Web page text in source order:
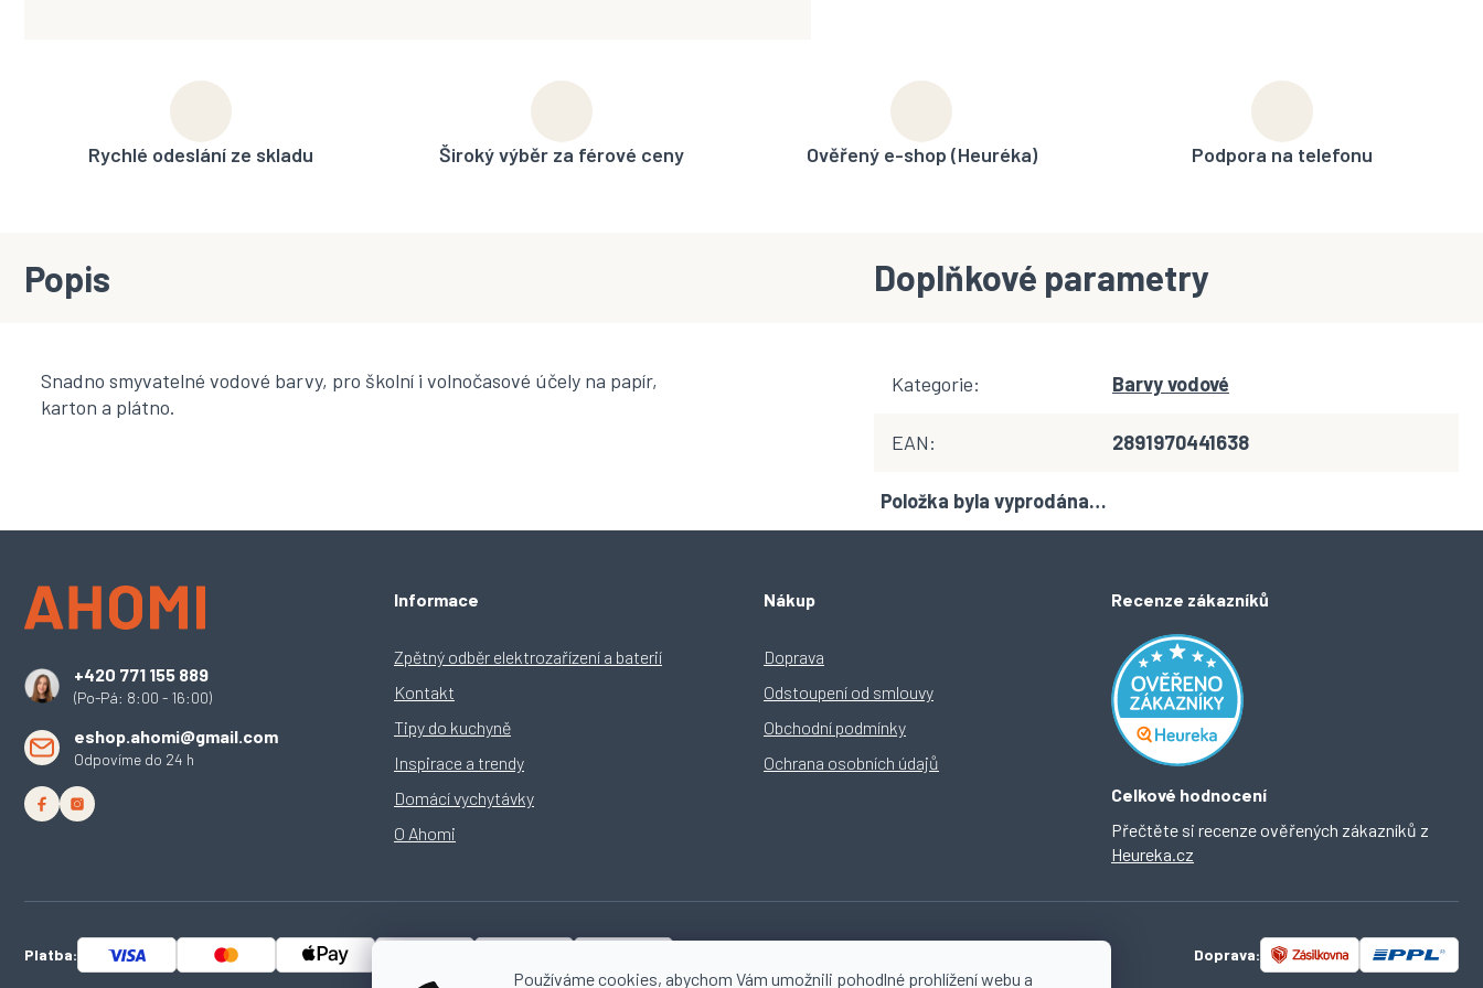
Používáme cookies, abychom Vám umožnili pohodlné prohlížení webu a
Rychlé odeslání ze skladu Široký výběr za férové ceny Ověřený e-shop (Heuréka) Podpora na telefonu
Popis
Snadno smyvatelné vodové barvy, pro školní i volnočasové účely na papír,
karton a plátno.
Doplňkové parametry
Kategorie: Barvy vodové
EAN: 2891970441638
Položka byla vyprodána…
+420 771 155 889
(Po-Pá: 8:00 - 16:00)
eshop.ahomi@gmail.com
Odpovíme do 24 h
Informace
Zpětný odběr elektrozařízení a baterií
Kontakt
Tipy do kuchyně
Inspirace a trendy
Domácí vychytávky
O Ahomi
Nákup
Doprava
Odstoupení od smlouvy
Obchodní podmínky
Ochrana osobních údajů
Recenze zákazníků
Celkové hodnocení
Přečtěte si recenze ověřených zákazníků z
Heureka.cz
Platba: Doprava: